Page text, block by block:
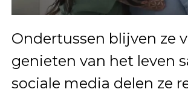
Ondertussen blijven ze
genieten van het leven
sociale media delen ze